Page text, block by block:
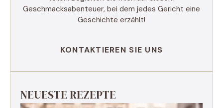
Geschmacksabenteuer, bei dem jedes Gericht eine
Geschichte erzählt!
KONTAKTIEREN SIE UNS
NEUESTE REZEPTE